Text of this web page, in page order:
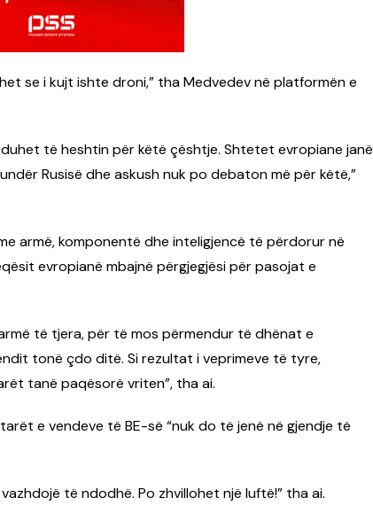
se i kujt ishte droni,” tha Medvedev në platformën e
të heshtin për këtë çështje. Shtetet evropiane janë
Rusisë dhe askush nuk po debaton më për këtë,”
armë, komponentë dhe inteligjencë të përdorur në
evropianë mbajnë përgjegjësi për pasojat e
të tjera, për të mos përmendur të dhënat e
tonë çdo ditë. Si rezultat i veprimeve të tyre,
tanë paqësorë vriten”, tha ai.
e vendeve të BE-së “nuk do të jenë në gjendje të
të ndodhë. Po zhvillohet një luftë!” tha ai.